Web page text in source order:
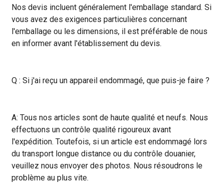
Nos devis incluent généralement l'emballage standard. Si
vous avez des exigences particulières concernant
l'emballage ou les dimensions, il est préférable de nous
en informer avant l'établissement du devis.
Q : Si j'ai reçu un appareil endommagé, que puis-je faire ?
A: Tous nos articles sont de haute qualité et neufs. Nous
effectuons un contrôle qualité rigoureux avant
l'expédition. Toutefois, si un article est endommagé lors
du transport longue distance ou du contrôle douanier,
veuillez nous envoyer des photos. Nous résoudrons le
problème au plus vite.